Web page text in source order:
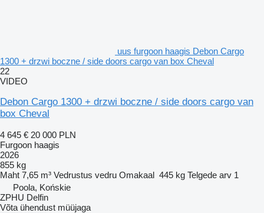
uus furgoon haagis Debon Cargo
1300 + drzwi boczne / side doors cargo van box Cheval
22
VIDEO
Debon Cargo 1300 + drzwi boczne / side doors cargo van
box Cheval
4 645 € 20 000 PLN
Furgoon haagis
2026
855 kg
Maht 7,65 m³ Vedrustus vedru Omakaal 445 kg Telgede arv 1
Poola, Końskie
ZPHU Delfin
Võta ühendust müüjaga